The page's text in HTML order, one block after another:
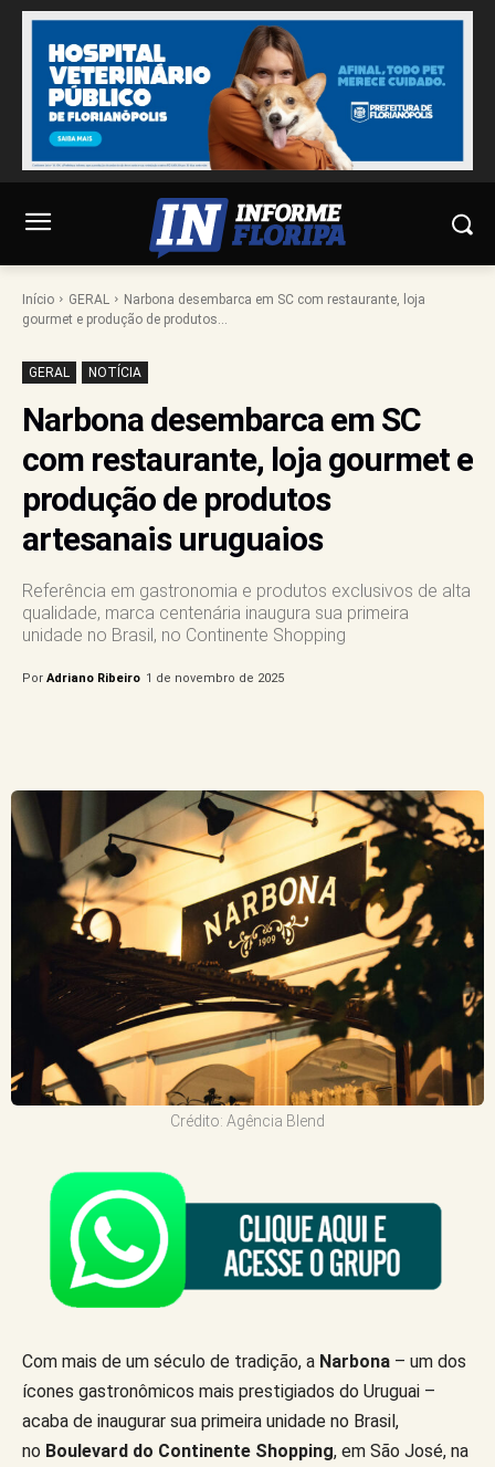
Início GERAL
Narbona desembarca em SC com restaurante, loja
gourmet e produção de produtos...
GERAL NOTÍCIA
Narbona desembarca em SC
com restaurante, loja gourmet e
produção de produtos
artesanais uruguaios
Referência em gastronomia e produtos exclusivos de alta
qualidade, marca centenária inaugura sua primeira
unidade no Brasil, no Continente Shopping
Por Adriano Ribeiro 1 de novembro de 2025
Crédito: Agência Blend
Com mais de um século de tradição, a Narbona – um dos
ícones gastronômicos mais prestigiados do Uruguai –
acaba de inaugurar sua primeira unidade no Brasil,
no Boulevard do Continente Shopping, em São José, na